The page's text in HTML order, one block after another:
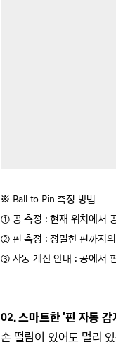
※ Ball to Pin 측정 방법
① 공 측정 : 현재 위치에서
② 핀 측정 : 정밀한 핀까지
③ 자동 계산 안내 : 공에서
02. 스마트한 '핀 자동 감
손 떨림이 있어도 멀리